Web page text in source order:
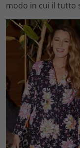
modo in cui il tutto